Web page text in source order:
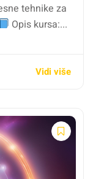
tehnike za
Opis kursa:...
Vidi više